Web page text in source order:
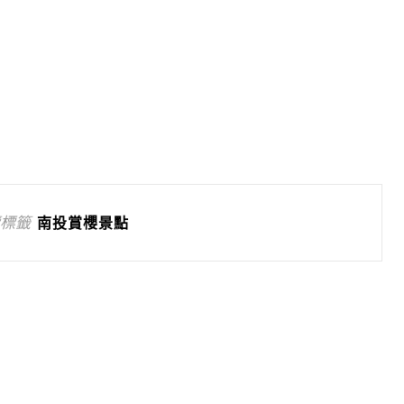
籤 南投賞櫻景點